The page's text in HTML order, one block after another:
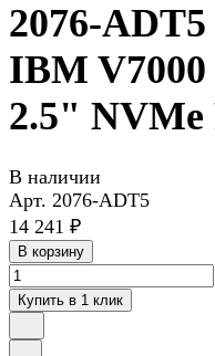
2076-
IBM V7000
2.5" NVMe
В наличии
Арт. 2076-ADT5
14 241 ₽
В корзину
Купить в 1 клик